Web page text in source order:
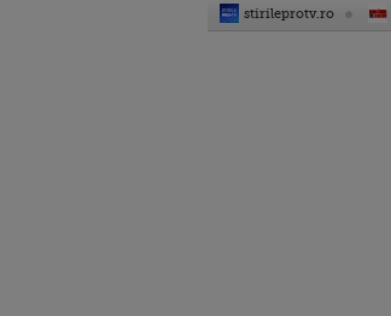
stirileprotv.ro